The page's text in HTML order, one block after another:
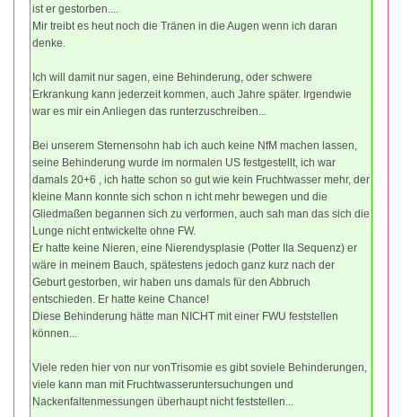
ist er gestorben....
Mir treibt es heut noch die Tränen in die Augen wenn ich daran
denke.
Ich will damit nur sagen, eine Behinderung, oder schwere
Erkrankung kann jederzeit kommen, auch Jahre später. Irgendwie
war es mir ein Anliegen das runterzuschreiben...
Bei unserem Sternensohn hab ich auch keine NfM machen lassen,
seine Behinderung wurde im normalen US festgestellt, ich war
damals 20+6 , ich hatte schon so gut wie kein Fruchtwasser mehr, der
kleine Mann konnte sich schon n icht mehr bewegen und die
Gliedmaßen begannen sich zu verformen, auch sah man das sich die
Lunge nicht entwickelte ohne FW.
Er hatte keine Nieren, eine Nierendysplasie (Potter IIa Sequenz) er
wäre in meinem Bauch, spätestens jedoch ganz kurz nach der
Geburt gestorben, wir haben uns damals für den Abbruch
entschieden. Er hatte keine Chance!
Diese Behinderung hätte man NICHT mit einer FWU feststellen
können...
Viele reden hier von nur vonTrisomie es gibt soviele Behinderungen,
viele kann man mit Fruchtwasseruntersuchungen und
Nackenfaltenmessungen überhaupt nicht feststellen...